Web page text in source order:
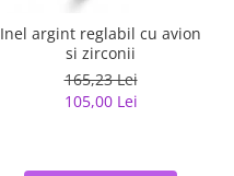
Inel argint reglabil cu avion
si zirconii
165,23 Lei
105,00 Lei